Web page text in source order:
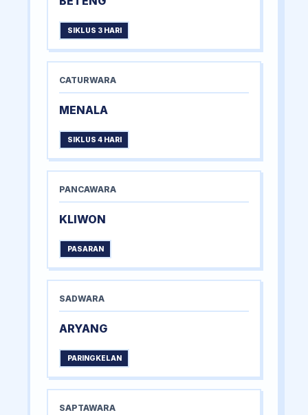
SIKLUS 3 HARI
CATURWARA
MENALA
SIKLUS 4 HARI
PANCAWARA
KLIWON
PASARAN
SADWARA
ARYANG
PARINGKELAN
SAPTAWARA